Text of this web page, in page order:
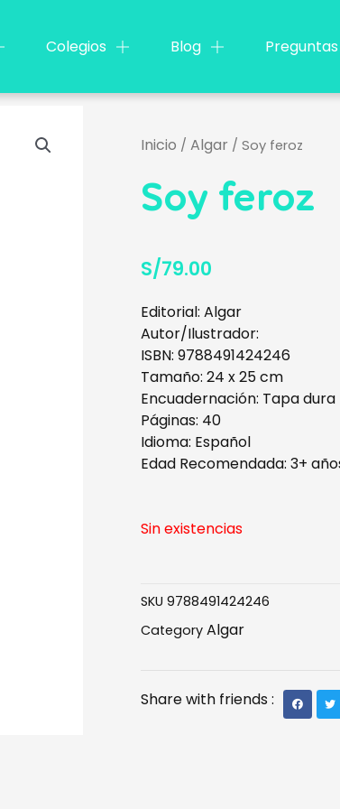
Colegios Blog
Inicio /Algar / Soy feroz
Soy feroz
S/79.00
Editorial: Algar
Autor/Ilustrador:
ISBN: 9788491424246
Tamaño: 24 x 25 cm
Encuadernación: Tapa dura
Páginas: 40
Idioma: Español
Edad Recomendada: 3+
Sin existencias
SKU9788491424246
Category Algar
Share with friends :